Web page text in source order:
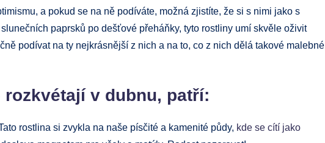
a pokud se na ně podíváte, možná zjistíte, že si s nimi jako s
paprsků po dešťové přeháňky, tyto rostliny umí skvěle oživit
podívat na ty nejkrásnější z nich a na to, co z nich dělá takové malebné
rozkvétají v dubnu, patří:
rostlina si zvykla na naše písčité a kamenité půdy, kde se cítí jako